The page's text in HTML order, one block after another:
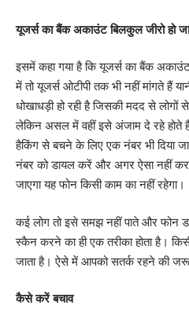
यूजर्स का बैंक अकाउंट बिलकुल जीरो हो
इसमें कहा गया है कि यूजर्स का बैंक
में तो यूजर्स ओटीपी तक भी नहीं मांगते हैं
धोखाधड़ी हो रही है जिसकी मदद से
लेकिन असल में वहीं इसे अंजाम दे रहे होते
हैकिंग से बचने के लिए एक नंबर भी दिया
नंबर को डायल करें और अगर ऐसा नहीं
जाएगा यह फोन किसी काम का नहीं रहेगा।
कई लोग तो इसे समझ नहीं पाते और
स्कैन करने का ही एक तरीका होता है।
जाता है। ऐसे में आपको सतर्क रहने की
कैसे करें बचाव